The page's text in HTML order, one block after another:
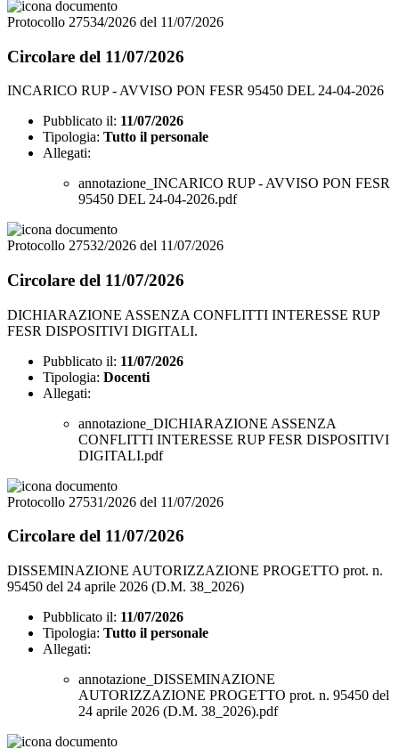
Protocollo 27534/2026 del 11/07/2026
Circolare del 11/07/2026
INCARICO RUP - AVVISO PON FESR 95450 DEL 24-04-2026
Pubblicato il: 11/07/2026
Tipologia: Tutto il personale
Allegati:
annotazione_INCARICO RUP - AVVISO PON FESR
95450 DEL 24-04-2026.pdf
Protocollo 27532/2026 del 11/07/2026
Circolare del 11/07/2026
DICHIARAZIONE ASSENZA CONFLITTI INTERESSE RUP
FESR DISPOSITIVI DIGITALI.
Pubblicato il: 11/07/2026
Tipologia: Docenti
Allegati:
annotazione_DICHIARAZIONE ASSENZA
CONFLITTI INTERESSE RUP FESR DISPOSITIVI
DIGITALI.pdf
Protocollo 27531/2026 del 11/07/2026
Circolare del 11/07/2026
DISSEMINAZIONE AUTORIZZAZIONE PROGETTO prot. n.
95450 del 24 aprile 2026 (D.M. 38_2026)
Pubblicato il: 11/07/2026
Tipologia: Tutto il personale
Allegati:
annotazione_DISSEMINAZIONE
AUTORIZZAZIONE PROGETTO prot. n. 95450 del
24 aprile 2026 (D.M. 38_2026).pdf